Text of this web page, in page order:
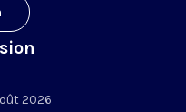
2026